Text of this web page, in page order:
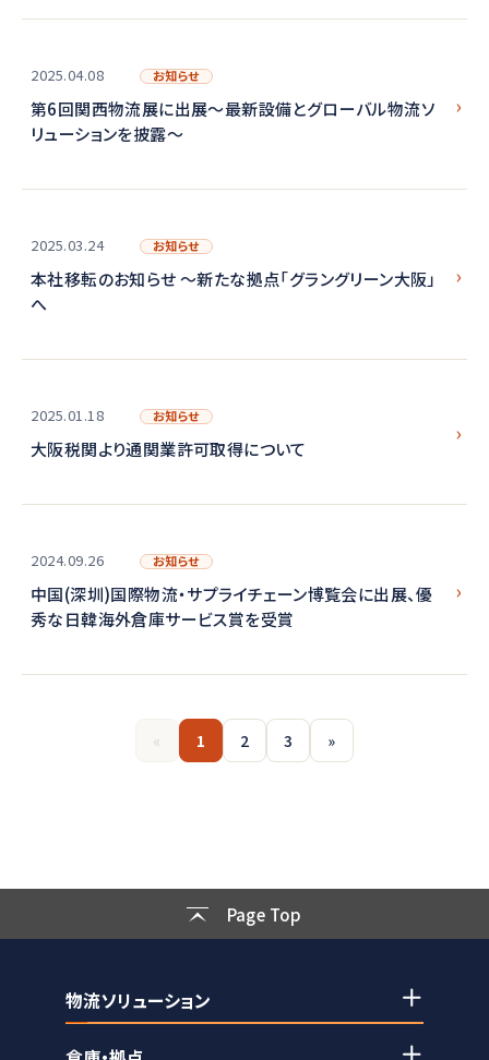
2025.04.08 お知らせ
第6回関西物流展に出展～最新設備とグローバル物流ソ
リューションを披露～
2025.03.24 お知らせ
本社移転のお知らせ ～新たな拠点「グラングリーン大阪」
へ
2025.01.18 お知らせ
大阪税関より通関業許可取得について
2024.09.26 お知らせ
中国(深圳)国際物流・サプライチェーン博覧会に出展、優
秀な日韓海外倉庫サービス賞を受賞
« 1 2 3 »
Page Top
物流ソリューション